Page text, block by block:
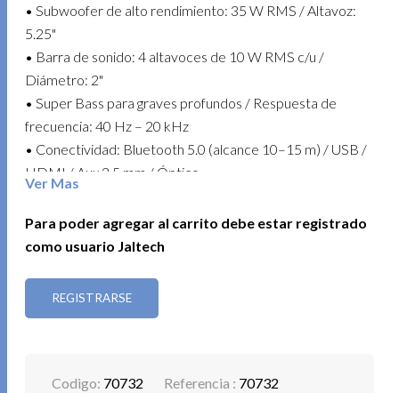
• Subwoofer de alto rendimiento: 35 W RMS / Altavoz:
5.25"
• Barra de sonido: 4 altavoces de 10 W RMS c/u /
Diámetro: 2"
• Super Bass para graves profundos / Respuesta de
frecuencia: 40 Hz – 20 kHz
• Conectividad: Bluetooth 5.0 (alcance 10–15 m) / USB /
HDMI / Aux 3.5 mm / Óptico
Puerto óptico para audio digital
• Radio FM integrada
• Incluye control remoto
Ver Mas
Para poder agregar al carrito debe estar registrado
como usuario Jaltech
REGISTRARSE
Codigo: 70732 Referencia : 70732